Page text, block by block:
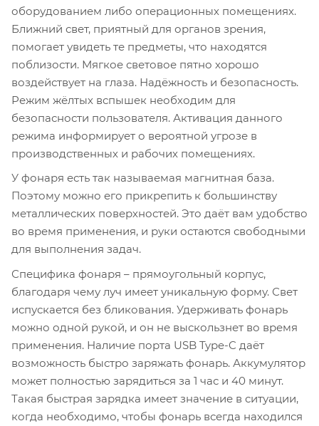
оборудованием либо операционных помещениях.
Ближний свет, приятный для органов зрения,
помогает увидеть те предметы, что находятся
поблизости. Мягкое световое пятно хорошо
воздействует на глаза. Надёжность и безопасность.
Режим жёлтых вспышек необходим для
безопасности пользователя. Активация данного
режима информирует о вероятной угрозе в
производственных и рабочих помещениях.
У фонаря есть так называемая магнитная база.
Поэтому можно его прикрепить к большинству
металлических поверхностей. Это даёт вам удобство
во время применения, и руки остаются свободными
для выполнения задач.
Специфика фонаря – прямоугольный корпус,
благодаря чему луч имеет уникальную форму. Свет
испускается без бликования. Удерживать фонарь
можно одной рукой, и он не выскользнет во время
применения. Наличие порта USB Type-C даёт
возможность быстро заряжать фонарь. Аккумулятор
может полностью зарядиться за 1 час и 40 минут.
Такая быстрая зарядка имеет значение в ситуации,
когда необходимо, чтобы фонарь всегда находился